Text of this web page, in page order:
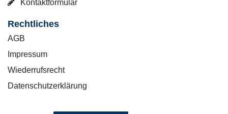
Kontaktformular
Rechtliches
AGB
Impressum
Wiederrufsrecht
Datenschutzerklärung